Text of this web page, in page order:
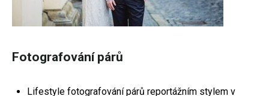
Fotografování párů
Lifestyle fotografování párů reportážním stylem v